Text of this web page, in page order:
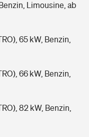
Limousine, ab
65 kW, Benzin,
66 kW, Benzin,
82 kW, Benzin,